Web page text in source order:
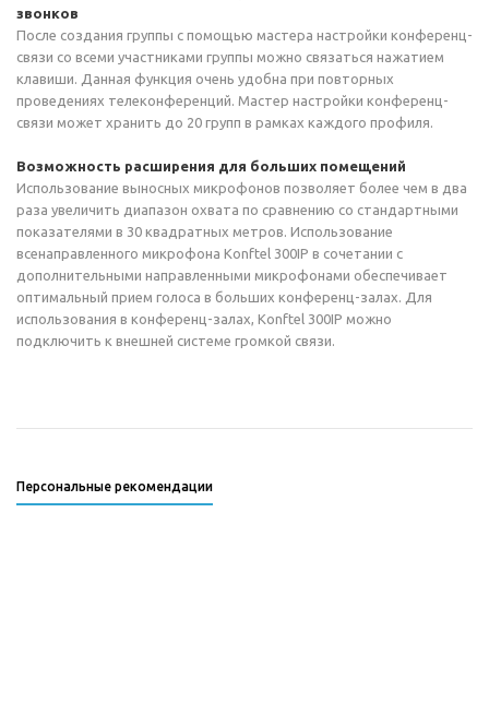
звонков
После создания группы с помощью мастера настройки конференц-
связи со всеми участниками группы можно связаться нажатием
клавиши. Данная функция очень удобна при повторных
проведениях телеконференций. Мастер настройки конференц-
связи может хранить до 20 групп в рамках каждого профиля.
Возможность расширения для больших помещений
Использование выносных микрофонов позволяет более чем в два
раза увеличить диапазон охвата по сравнению со стандартными
показателями в 30 квадратных метров. Использование
всенаправленного микрофона Konftel 300IP в сочетании с
дополнительными направленными микрофонами обеспечивает
оптимальный прием голоса в больших конференц-залах. Для
использования в конференц-залах, Konftel 300IP можно
подключить к внешней системе громкой связи.
Персональные рекомендации